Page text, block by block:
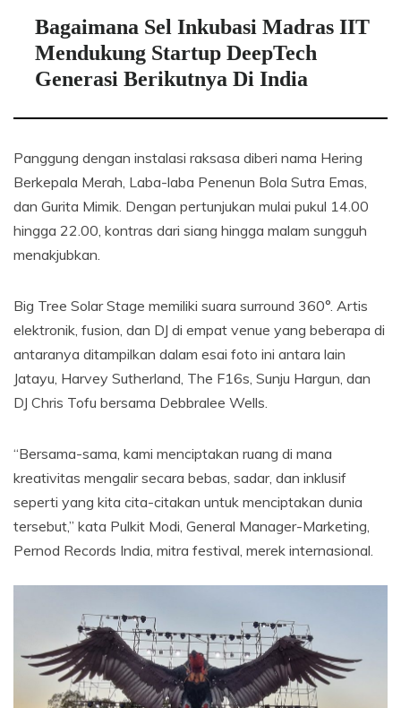
Bagaimana Sel Inkubasi Madras IIT
Mendukung Startup DeepTech
Generasi Berikutnya Di India
Panggung dengan instalasi raksasa diberi nama Hering
Berkepala Merah, Laba-laba Penenun Bola Sutra Emas,
dan Gurita Mimik. Dengan pertunjukan mulai pukul 14.00
hingga 22.00, kontras dari siang hingga malam sungguh
menakjubkan.
Big Tree Solar Stage memiliki suara surround 360°. Artis
elektronik, fusion, dan DJ di empat venue yang beberapa di
antaranya ditampilkan dalam esai foto ini antara lain
Jatayu, Harvey Sutherland, The F16s, Sunju Hargun, dan
DJ Chris Tofu bersama Debbralee Wells.
“Bersama-sama, kami menciptakan ruang di mana
kreativitas mengalir secara bebas, sadar, dan inklusif
seperti yang kita cita-citakan untuk menciptakan dunia
tersebut,” kata Pulkit Modi, General Manager-Marketing,
Pernod Records India, mitra festival, merek internasional.